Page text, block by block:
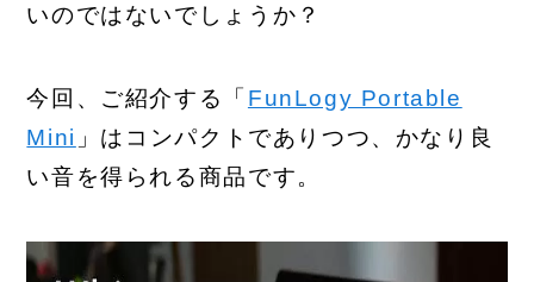
いのではないでしょうか？
今回、ご紹介する「 FunLogy Portable
Mini 」はコンパクトでありつつ、かなり良
い音を得られる商品です。